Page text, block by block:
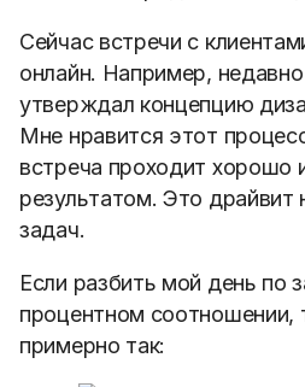
Сейчас встречи с
онлайн. Например,
утверждал концепцию
Мне нравится этот
встреча проходит хорошо
результатом. Это драйвит
задач.
Если разбить мой день по
процентном соотношении,
примерно так: